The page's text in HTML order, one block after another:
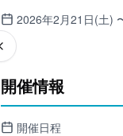
2026年2月21日(土)
開催情報
開催日程